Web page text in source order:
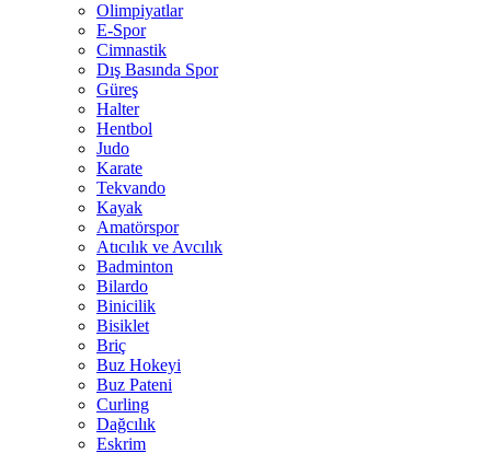
Olimpiyatlar
E-Spor
Cimnastik
Dış Basında Spor
Güreş
Halter
Hentbol
Judo
Karate
Tekvando
Kayak
Amatörspor
Atıcılık ve Avcılık
Badminton
Bilardo
Binicilik
Bisiklet
Briç
Buz Hokeyi
Buz Pateni
Curling
Dağcılık
Eskrim